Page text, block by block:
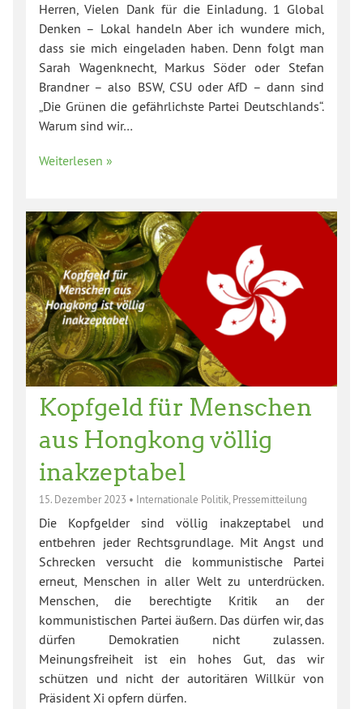
Herren, Vielen Dank für die Einladung. 1 Global
Denken – Lokal handeln Aber ich wundere mich,
dass sie mich eingeladen haben. Denn folgt man
Sarah Wagenknecht, Markus Söder oder Stefan
Brandner – also BSW, CSU oder AfD – dann sind
„Die Grünen die gefährlichste Partei Deutschlands“.
Warum sind wir…
Weiterlesen »
Kopfgeld für Menschen
aus Hongkong völlig
inakzeptabel
15. Dezember 2023 • Internationale Politik, Pressemitteilung
Die Kopfgelder sind völlig inakzeptabel und
entbehren jeder Rechtsgrundlage. Mit Angst und
Schrecken versucht die kommunistische Partei
erneut, Menschen in aller Welt zu unterdrücken.
Menschen, die berechtigte Kritik an der
kommunistischen Partei äußern. Das dürfen wir, das
dürfen Demokratien nicht zulassen.
Meinungsfreiheit ist ein hohes Gut, das wir
schützen und nicht der autoritären Willkür von
Präsident Xi opfern dürfen.